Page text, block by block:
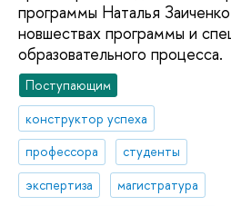
программы Наталья Заиченко
новшествах программы и
образовательного процесса.
Поступающим
конструктор успеха
профессора
студенты
экспертиза
магистратура